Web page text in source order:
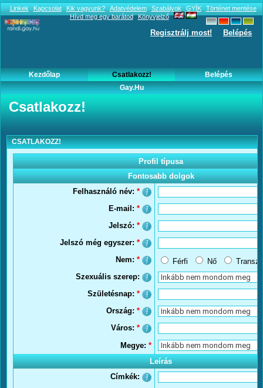
Linkek Kapcsolat Kik vagyunk? Adatvédelem Szabályok GYÍK
Történet mentése
Hívd meg egy barátod
Könyvjelző
Regisztrálj most! Belépés
Kezdőlap Csatlakozz!
Belépés
Gay.hu
Csatlakozz!
Csatlakozz!
CSATLAKOZZ!
Profil típusa
Fontosabb dolgok
Felhasználó név: *
E-mail: *
Jelszó: *
Jelszó még egyszer: *
Nem: * Férfi Nő
Szexuális szerep:
Születésnap: *
Ország: *
Város: *
Megye: *
Leírás
Címkék: